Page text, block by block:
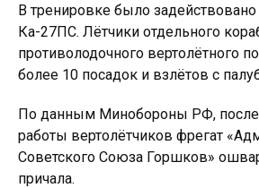
В тренировке было задействовано
Ка-27ПС. Лётчики отдельного
противолодочного вертолётного
более 10 посадок и взлётов с
По данным Минобороны РФ, после
работы вертолётчиков фрегат
Советского Союза Горшков»
причала.